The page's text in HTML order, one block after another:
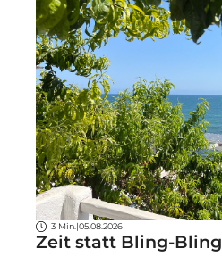
3 Min.| 05.08.2026
Zeit statt Bling-Bling